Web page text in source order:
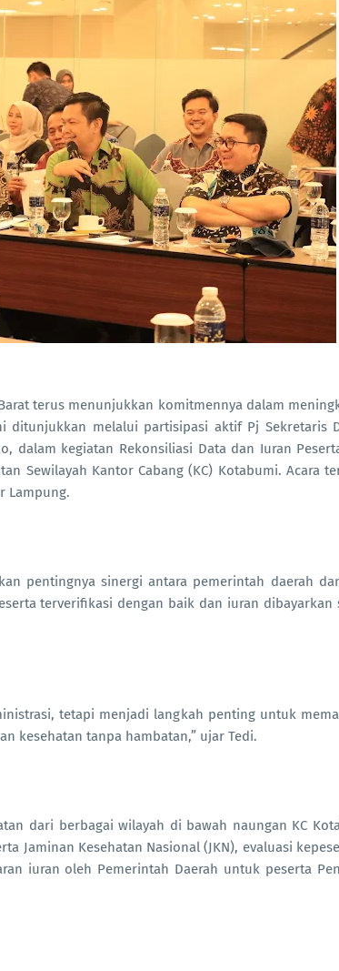
terus menunjukkan komitmennya dalam
ditunjukkan melalui partisipasi aktif Pj Sekretaris
dalam kegiatan Rekonsiliasi Data dan Iuran
Sewilayah Kantor Cabang (KC) Kotabumi. Acara
Lampung.
pentingnya sinergi antara pemerintah daerah
terverifikasi dengan baik dan iuran dibayarkan
tetapi menjadi langkah penting untuk
kesehatan tanpa hambatan,” ujar Tedi.
dari berbagai wilayah di bawah naungan KC
Jaminan Kesehatan Nasional (JKN), evaluasi
iuran oleh Pemerintah Daerah untuk peserta